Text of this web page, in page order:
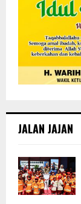
JALAN JAJAN